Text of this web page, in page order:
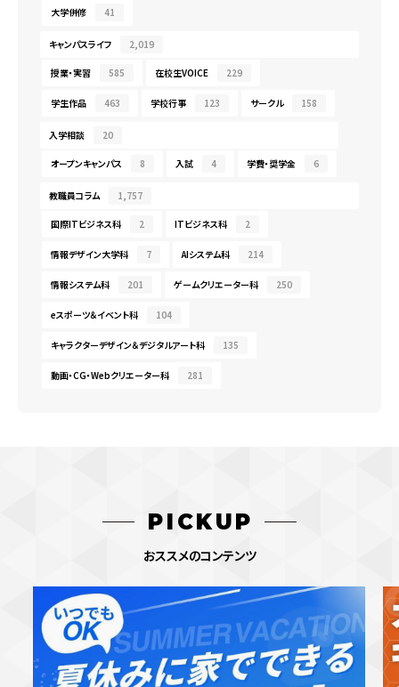
大学併修 41
キャンパスライフ 2,019
授業・実習 585 在校生VOICE 229
学生作品 463 学校行事 123 サークル 158
入学相談 20
オープンキャンパス 8 入試 4 学費・奨学金 6
教職員コラム 1,757
国際ITビジネス科 2 ITビジネス科 2
情報デザイン大学科 7 AIシステム科 214
情報システム科 201 ゲームクリエーター科 250
eスポーツ＆イベント科 104
キャラクターデザイン＆デジタルアート科 135
動画・CG・Webクリエーター科 281
PICKUP
おススメのコンテンツ